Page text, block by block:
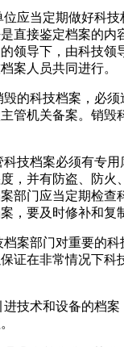
位应当定期做好科
直接鉴定档案的内
领导下，由科技领
案人员共同进行。
毁的科技档案，必
管机关备案。销毁
科技档案必须有专
，并有防盗、防火
部门应当定期检查
，要及时修补和复
档案部门对重要的科
证在非常情况下科
进技术和设备的档